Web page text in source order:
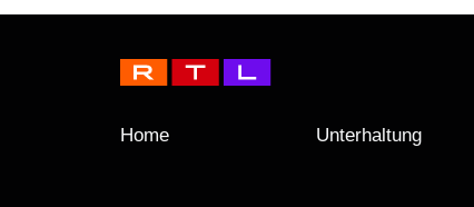
Home Unterhaltung